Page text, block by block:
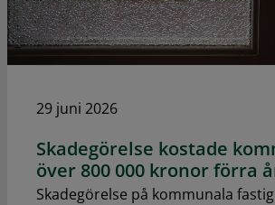
29 juni 2026
Skadegörelse kostade
över 800 000 kronor förra
Skadegörelse på kommunala